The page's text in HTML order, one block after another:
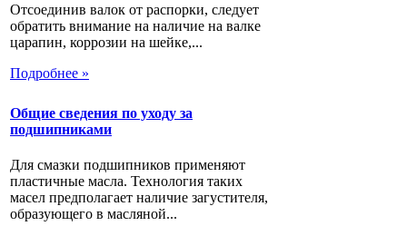
Отсоединив валок от распорки, следует
обратить внимание на наличие на валке
царапин, коррозии на шейке,...
Подробнее »
Общие сведения по уходу за
подшипниками
Для смазки подшипников применяют
пластичные масла. Технология таких
масел предполагает наличие загустителя,
образующего в масляной...